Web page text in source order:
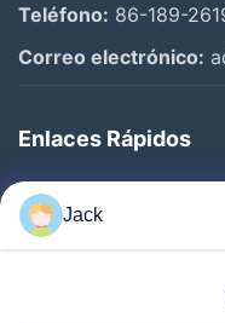
Teléfono: 86-189-
Correo electrónico:
Enlaces Rápidos
En Casa
Productos
Jack